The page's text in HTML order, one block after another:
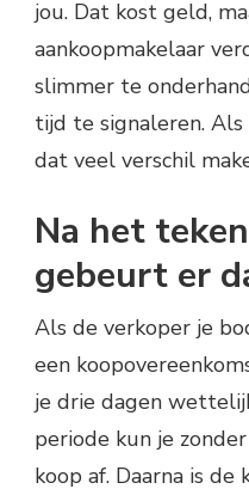
jou. Dat kost geld,
aankoopmakelaar
slimmer te
tijd te signaleren.
dat veel verschil
Na het
gebeurt er
Als de verkoper je
een
je drie dagen
periode kun je
koop af. Daarna is